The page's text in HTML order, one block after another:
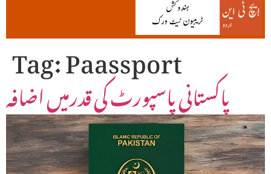
Tag:Paassport
پاکستانی پاسپورٹ کی قدرمیں اضافہ